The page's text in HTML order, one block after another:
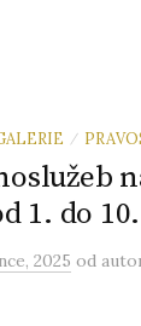
/
1. do
2025 od